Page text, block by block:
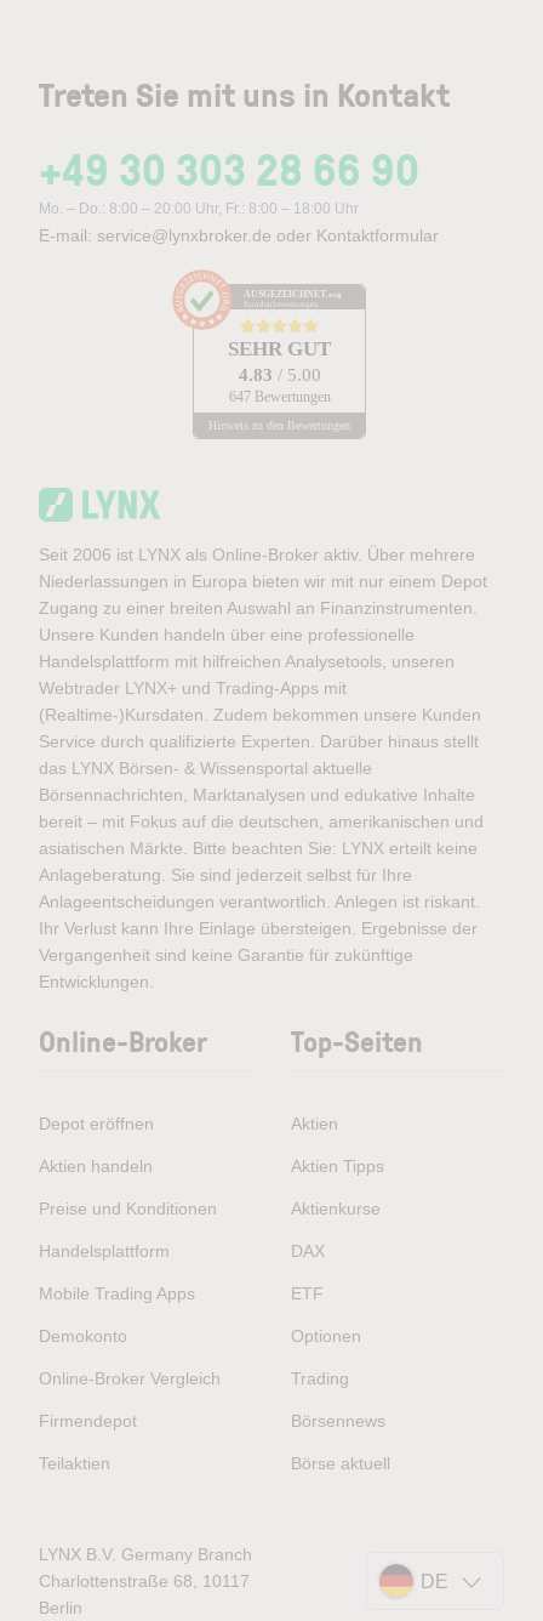
Treten Sie mit uns in Kontakt
+49 30 303 28 66 90
Mo. – Do.: 8:00 – 20:00 Uhr, Fr.: 8:00 – 18:00 Uhr
E-mail: service@lynxbroker.de oder Kontaktformular
AUSGEZEICHNET .org
Kundenbewertungen
SEHR GUT
4.83 / 5.00
647 Bewertungen
Hinweis zu den Bewertungen
Seit 2006 ist LYNX als Online-Broker aktiv. Über mehrere
Niederlassungen in Europa bieten wir mit nur einem Depot
Zugang zu einer breiten Auswahl an Finanzinstrumenten.
Unsere Kunden handeln über eine professionelle
Handelsplattform mit hilfreichen Analysetools, unseren
Webtrader LYNX+ und Trading-Apps mit
(Realtime-)Kursdaten. Zudem bekommen unsere Kunden
Service durch qualifizierte Experten. Darüber hinaus stellt
das LYNX Börsen- & Wissensportal aktuelle
Börsennachrichten, Marktanalysen und edukative Inhalte
bereit – mit Fokus auf die deutschen, amerikanischen und
asiatischen Märkte. Bitte beachten Sie: LYNX erteilt keine
Anlageberatung. Sie sind jederzeit selbst für Ihre
Anlageentscheidungen verantwortlich. Anlegen ist riskant.
Ihr Verlust kann Ihre Einlage übersteigen. Ergebnisse der
Vergangenheit sind keine Garantie für zukünftige
Entwicklungen.
Online-Broker
Depot eröffnen
Aktien handeln
Preise und Konditionen
Handelsplattform
Mobile Trading Apps
Demokonto
Online-Broker Vergleich
Firmendepot
Teilaktien
Top-Seiten
Aktien
Aktien Tipps
Aktienkurse
DAX
ETF
Optionen
Trading
Börsennews
Börse aktuell
LYNX B.V. Germany Branch
Charlottenstraße 68, 10117
Berlin
DE